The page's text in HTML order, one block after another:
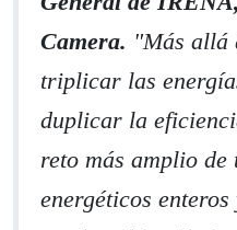
Camera. "Más allá
triplicar las
duplicar la
reto más amplio
energéticos